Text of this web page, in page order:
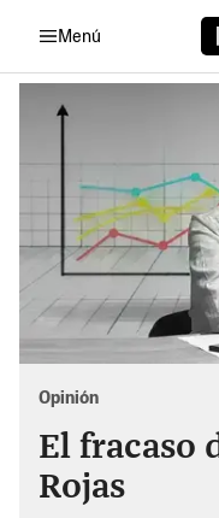
Menú
Opinión
El fracaso
Rojas